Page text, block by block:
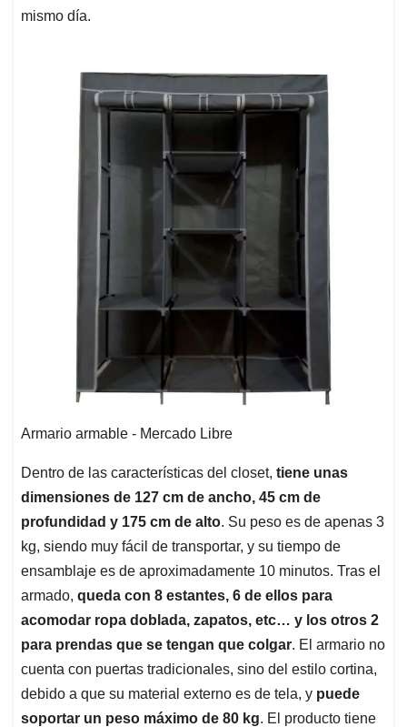
mismo día.
Armario armable - Mercado Libre
Dentro de las características del closet, tiene unas
dimensiones de 127 cm de ancho, 45 cm de
profundidad y 175 cm de alto. Su peso es de apenas 3
kg, siendo muy fácil de transportar, y su tiempo de
ensamblaje es de aproximadamente 10 minutos. Tras el
armado, queda con 8 estantes, 6 de ellos para
acomodar ropa doblada, zapatos, etc… y los otros 2
para prendas que se tengan que colgar. El armario no
cuenta con puertas tradicionales, sino del estilo cortina,
debido a que su material externo es de tela, y puede
soportar un peso máximo de 80 kg. El producto tiene